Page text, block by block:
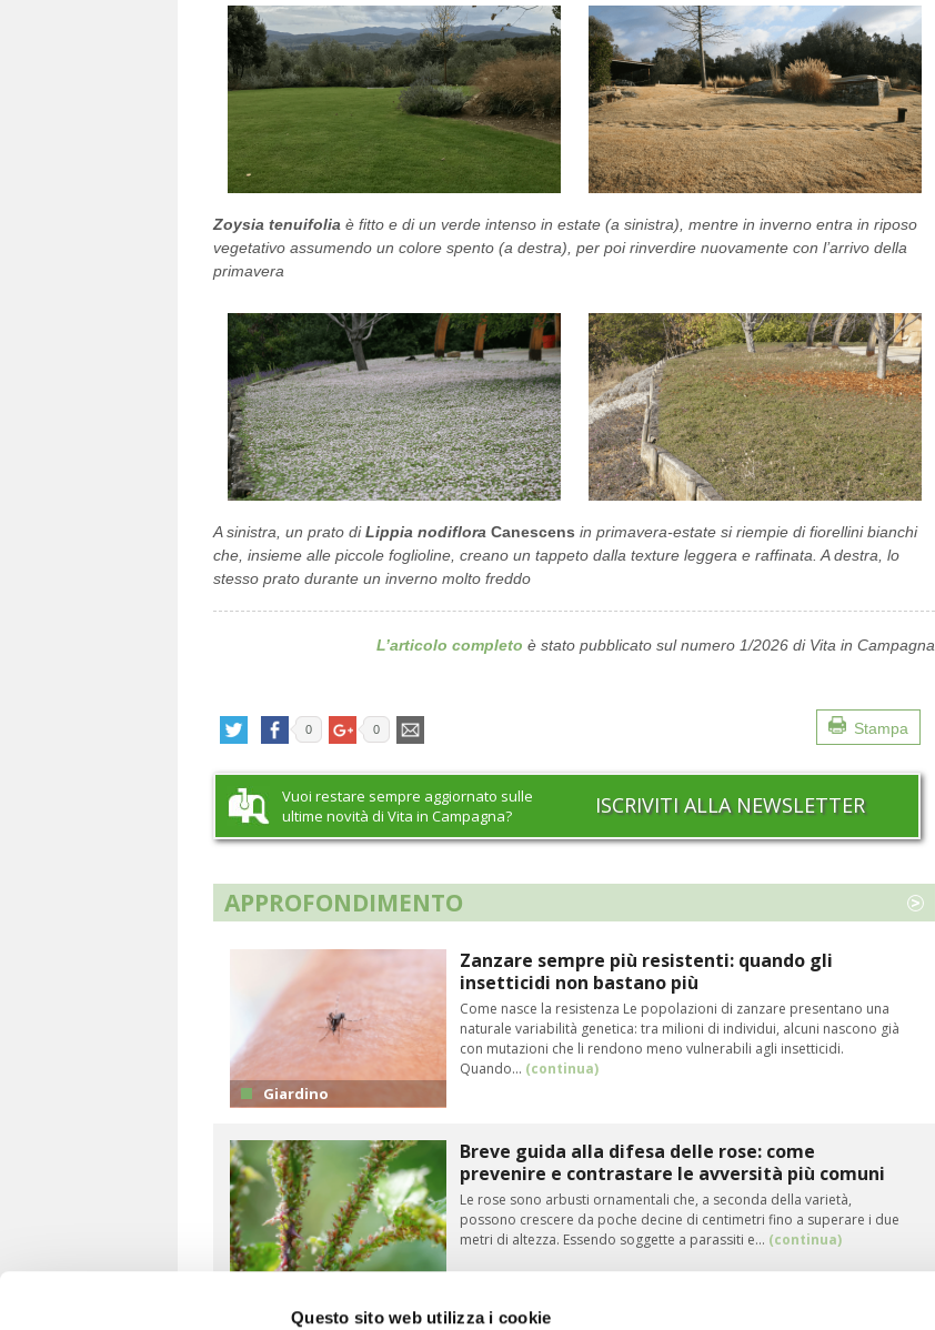
Questo sito web utilizza i cookie
Zoysia tenuifolia è fitto e di un verde intenso in estate (a sinistra), mentre in inverno entra in riposo
vegetativo assumendo un colore spento (a destra), per poi rinverdire nuovamente con l’arrivo della
primavera
A sinistra, un prato diLippia nodiflora Canescens in primavera-estate si riempie di fiorellini bianchi
che, insieme alle piccole foglioline, creano un tappeto dalla texture leggera e raffinata. A destra, lo
stesso prato durante un inverno molto freddo
L’articolo completo è stato pubblicato sul numero 1/2026 di Vita in Campagna
Stampa
0 0
Vuoi restare sempre aggiornato sulle
ultime novità di Vita in Campagna?
ISCRIVITI ALLA NEWSLETTER
APPROFONDIMENTO
Giardino
Zanzare sempre più resistenti: quando gli
insetticidi non bastano più
Come nasce la resistenza Le popolazioni di zanzare presentano una
naturale variabilità genetica: tra milioni di individui, alcuni nascono già
con mutazioni che li rendono meno vulnerabili agli insetticidi.
Quando… (continua)
Breve guida alla difesa delle rose: come
prevenire e contrastare le avversità più comuni
Le rose sono arbusti ornamentali che, a seconda della varietà,
possono crescere da poche decine di centimetri fino a superare i due
metri di altezza. Essendo soggette a parassiti e… (continua)